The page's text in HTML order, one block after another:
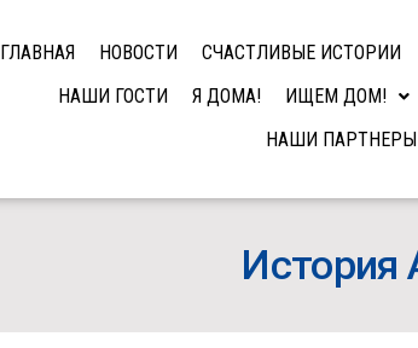
ГЛАВНАЯ НОВОСТИ СЧАСТЛИВЫЕ ИСТОРИИ
НАШИ ГОСТИ
Я ДОМА! ИЩЕМ ДОМ!
НАШИ ПАРТНЕРЫ
История